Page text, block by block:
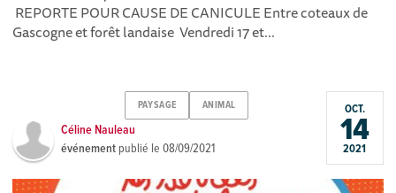
REPORTE POUR CAUSE DE CANICULE Entre coteaux de
Gascogne et forêt landaise Vendredi 17 et...
PAYSAGE ANIMAL
Céline Nauleau
événement publié le08/09/2021
OCT.
14
2021